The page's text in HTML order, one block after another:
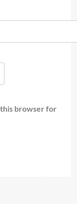
this browser for